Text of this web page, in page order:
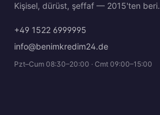
Kişisel, dürüst, şeffaf — 2015'ten beri.
+49 1522 6999995
info@benimkredim24.de
Pzt–Cum 08:30–20:00 · Cmt 09:00–15:00